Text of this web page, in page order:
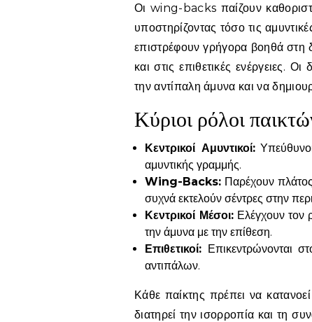
Οι wing-backs παίζουν
υποστηρίζοντας τόσο τις
επιστρέφουν γρήγορα βοηθά στη
και στις επιθετικές ενέργειες.
την αντίπαλη άμυνα και να
Κύριοι ρόλοι
Κεντρικοί Αμυντικοί:
αμυντικής γραμμής.
Wing-Backs: Παρέχουν
συχνά εκτελούν σέντρες στην
Κεντρικοί Μέσοι: Ελέγχουν τον
την άμυνα με την επίθεση.
Επιθετικοί: Επικεντρώνονται
αντιπάλων.
Κάθε παίκτης πρέπει να
διατηρεί την ισορροπία και τη